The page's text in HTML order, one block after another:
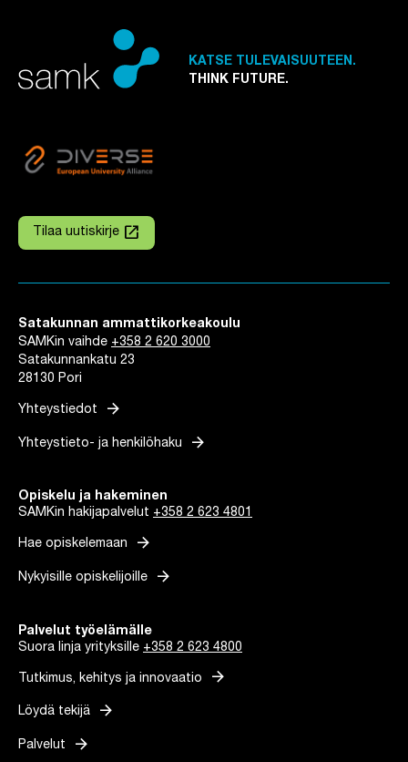
KATSE TULEVAISUUTEEN.
THINK FUTURE.
Tilaa uutiskirje
Linkki avautuu uuteen välilehteen
launch
Satakunnan ammattikorkeakoulu
SAMKin vaihde +358 2 620 3000
Satakunnankatu 23
28130 Pori
Yhteystiedot arrow_forward
Yhteystieto- ja henkilöhaku arrow_forward
Opiskelu ja hakeminen
SAMKin hakijapalvelut +358 2 623 4801
Hae opiskelemaan arrow_forward
Nykyisille opiskelijoille arrow_forward
Palvelut työelämälle
Suora linja yrityksille +358 2 623 4800
Tutkimus, kehitys ja innovaatio arrow_forward
Löydä tekijä arrow_forward
Palvelut arrow_forward